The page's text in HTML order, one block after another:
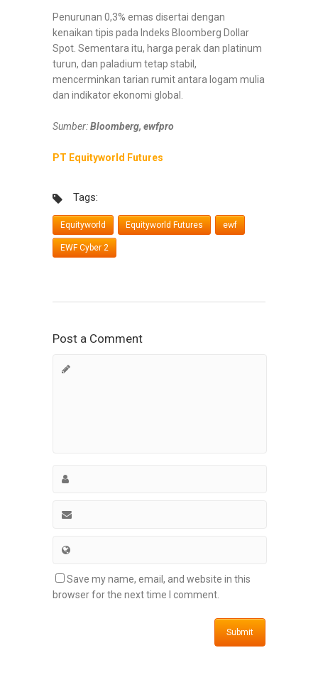
Penurunan 0,3% emas disertai dengan
kenaikan tipis pada Indeks Bloomberg Dollar
Spot. Sementara itu, harga perak dan platinum
turun, dan paladium tetap stabil,
mencerminkan tarian rumit antara logam mulia
dan indikator ekonomi global.
Sumber:Bloomberg, ewfpro
PT Equityworld Futures
Tags:
Equityworld Equityworld Futures ewf
EWF Cyber 2
Post a Comment
Save my name, email, and website in this
browser for the next time I comment.